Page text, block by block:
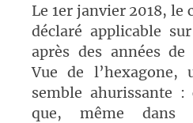
Le 1er janvier 2018, le
déclaré applicable
après des années de
Vue de l’hexagone,
semble ahurissante
que, même dans